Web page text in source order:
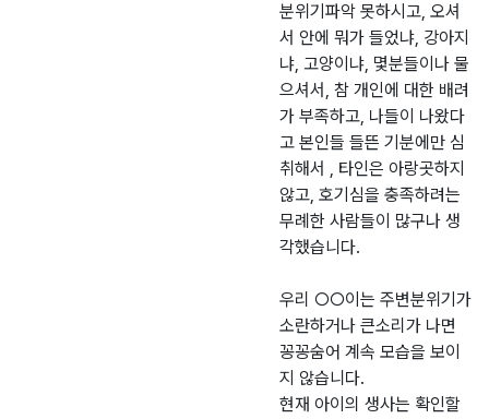
분위기파악 못하시고, 오셔
서 안에 뭐가 들었냐, 강아지
냐, 고양이냐, 몇분들이나 물
으셔서, 참 개인에 대한 배려
가 부족하고, 나들이 나왔다
고 본인들 들뜬 기분에만 심
취해서 , 타인은 아랑곳하지
않고, 호기심을 충족하려는
무례한 사람들이 많구나 생
각했습니다.
우리 ○○이는 주변분위기가
소란하거나 큰소리가 나면
꽁꽁숨어 계속 모습을 보이
지 않습니다.
현재 아이의 생사는 확인할